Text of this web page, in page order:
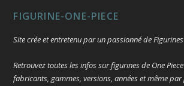
FIGURINE-ONE-PIECE
Site crée et entretenu par un passionné de Figurines
Retrouvez toutes les infos sur figurines de One
fabricants, gammes, versions, années et même